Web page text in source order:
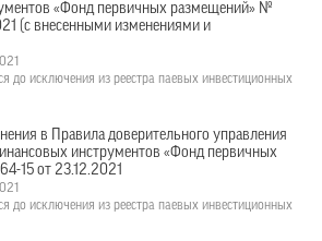
«Фонд первичных размещений» №
(с внесенными изменениями и
до исключения из реестра паевых инвестиционных
в Правила доверительного управления
инструментов «Фонд первичных
15 от 23.12.2021
до исключения из реестра паевых инвестиционных